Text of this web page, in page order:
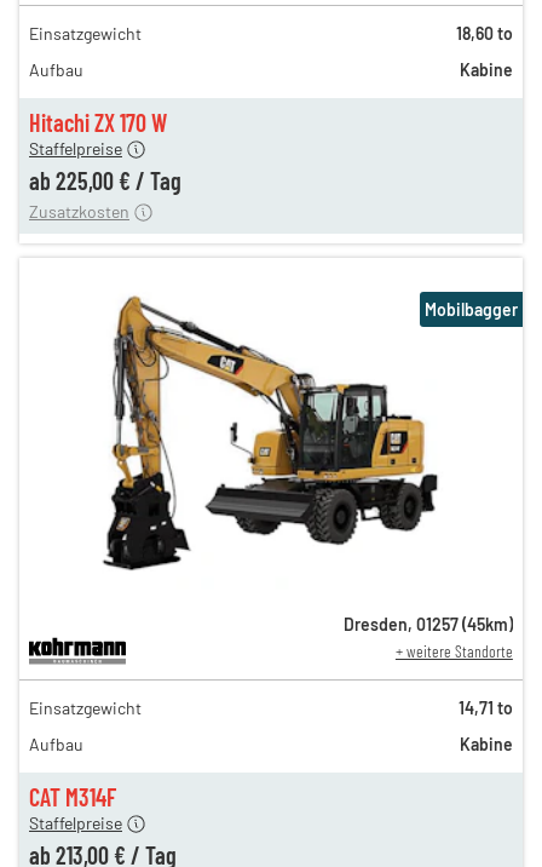
Hitachi ZX 170 W
389,00 €
324,00 €
270,00 €
Staffelpreise
ab 225,00 € / Tag
12,00 €
Zusatzkosten
Einsatzgewicht
18,60 to
Aufbau
Kabine
CAT M314F
368,00 €
306,00 €
255,00 €
Staffelpreise
ab 213,00 € / Tag
12,00 €
Mobilbagger
Dresden, 01257(45km)
+ weitere Standorte
Einsatzgewicht
14,71 to
Aufbau
Kabine